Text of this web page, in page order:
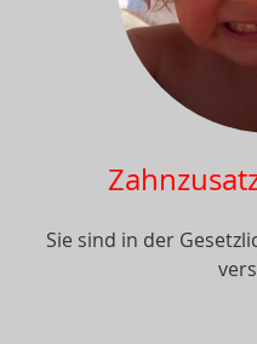
Sie sind in der